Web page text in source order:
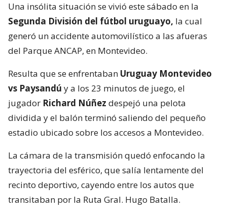
Una insólita situación se vivió este sábado en la
Segunda División del fútbol uruguayo, la cual
generó un accidente automovilístico a las afueras
del Parque ANCAP, en Montevideo.
Resulta que se enfrentaban Uruguay Montevideo
vs Paysandú y a los 23 minutos de juego, el
jugador Richard Núñez despejó una pelota
dividida y el balón terminó saliendo del pequeño
estadio ubicado sobre los accesos a Montevideo.
La cámara de la transmisión quedó enfocando la
trayectoria del esférico, que salía lentamente del
recinto deportivo, cayendo entre los autos que
transitaban por la Ruta Gral. Hugo Batalla.